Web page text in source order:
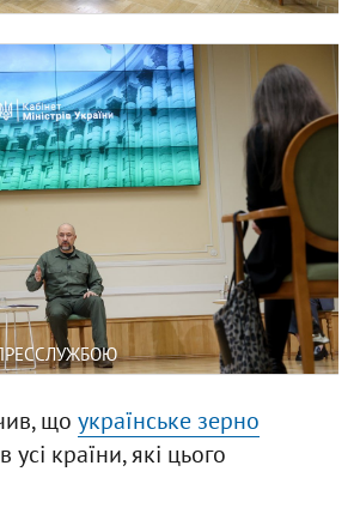
що українське зерно
усі країни, які цього